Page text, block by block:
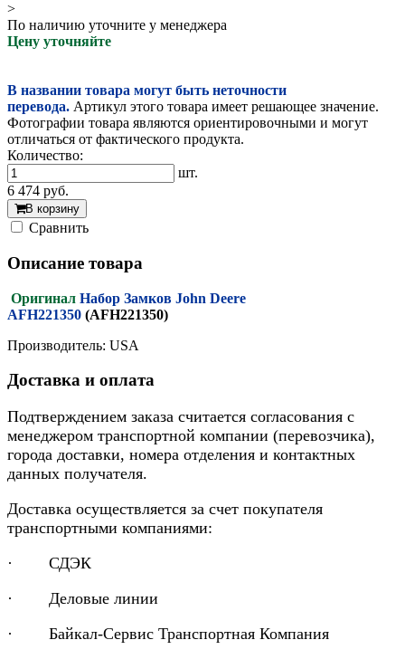
>
По наличию уточните у менеджера
Цену уточняйте
В названии товара могут быть неточности
перевода. Артикул этого товара имеет решающее значение.
Фотографии товара являются ориентировочными и могут
отличаться от фактического продукта.
Количество:
шт.
6 474 руб.
В корзину
Cравнить
Описание товара
Оригинал Набор Замков John Deere
AFH221350 (AFH221350)
Производитель: USA
Доставка и оплата
Подтверждением заказа считается согласования с
менеджером транспортной компании (перевозчика),
города доставки, номера отделения и контактных
данных получателя.
Доставка осуществляется за счет покупателя
транспортными компаниями:
· СДЭК
· Деловые линии
· Байкал-Сервис Транспортная Компания